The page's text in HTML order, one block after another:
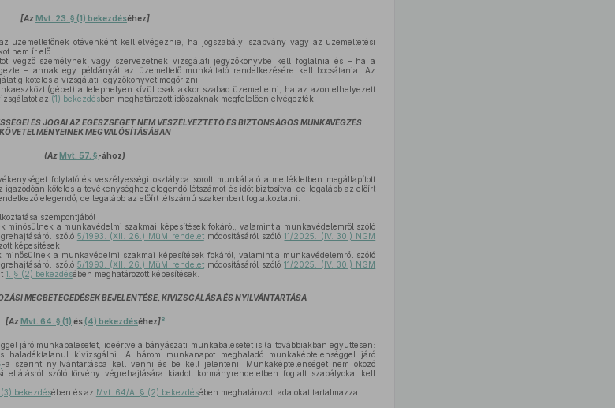
[AzMvt. 23. § (1) bekezdéséhez]
üzemeltetőnek ötévenként kell elvégeznie, ha jogszabály, szabvány vagy az üzemeltetési
nem ír elő.
végző személynek vagy szervezetnek vizsgálati jegyzőkönyvbe kell foglalnia és – ha a
– annak egy példányát az üzemeltető munkáltató rendelkezésére kell bocsátania. Az
köteles a vizsgálati jegyzőkönyvet megőrizni.
(gépet) a telephelyen kívül csak akkor szabad üzemeltetni, ha az azon elhelyezett
az (1) bekezdésben meghatározott időszaknak megfelelően elvégezték.
ÉS JOGAI AZ EGÉSZSÉGET NEM VESZÉLYEZTETŐ ÉS BIZTONSÁGOS MUNKAVÉGZÉS
KÖVETELMÉNYEINEK MEGVALÓSÍTÁSÁBAN
(AzMvt. 57. §-ához)
folytató és veszélyességi osztályba sorolt munkáltató a mellékletben megállapított
köteles a tevékenységhez elegendő létszámot és időt biztosítva, de legalább az előírt
elegendő, de legalább az előírt létszámú szakembert foglalkoztatni.
szempontjából
minősülnek a munkavédelmi szakmai képesítések fokáról, valamint a munkavédelemről szóló
szóló 5/1993. (XII. 26.) MüM rendeletmódosításáról szóló11/2025. (IV. 30.) NGM
képesítések,
a munkavédelmi szakmai képesítések fokáról, valamint a munkavédelemről szóló
szóló 5/1993. (XII. 26.) MüM rendeletmódosításáról szóló11/2025. (IV. 30.) NGM
1. § (2) bekezdésében meghatározott képesítések.
MEGBETEGEDÉSEK BEJELENTÉSE, KIVIZSGÁLÁSA ÉS NYILVÁNTARTÁSA
[AzMvt. 64. § (1) és(4) bekezdéséhez]8
járó munkabalesetet, ideértve a bányászati munkabalesetet is (a továbbiakban együttesen:
haladéktalanul kivizsgálni. A három munkanapot meghaladó munkaképtelenséggel járó
-a szerint nyilvántartásba kell venni és be kell jelenteni. Munkaképtelenséget nem okozó
ellátásról szóló törvény végrehajtására kiadott kormányrendeletben foglalt szabályokat kell
bekezdésében és az Mvt. 64/A. § (2) bekezdésében meghatározott adatokat tartalmazza.